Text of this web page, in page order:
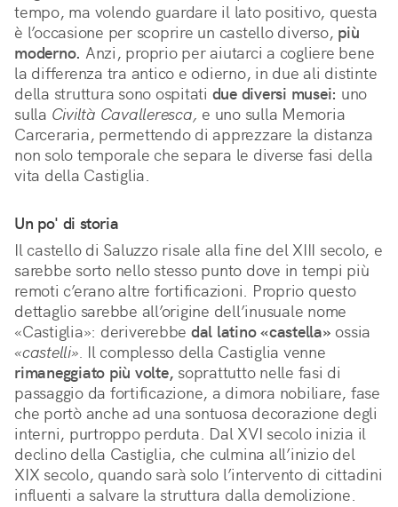
tempo, ma volendo guardare il lato positivo, questa
è l’occasione per scoprire un castello diverso, più
moderno. Anzi, proprio per aiutarci a cogliere bene
la differenza tra antico e odierno, in due ali distinte
della struttura sono ospitati due diversi musei: uno
sulla Civiltà Cavalleresca, e uno sulla Memoria
Carceraria, permettendo di apprezzare la distanza
non solo temporale che separa le diverse fasi della
vita della Castiglia.
Un po' di storia
Il castello di Saluzzo risale alla fine del XIII secolo, e
sarebbe sorto nello stesso punto dove in tempi più
remoti c’erano altre fortificazioni. Proprio questo
dettaglio sarebbe all’origine dell’inusuale nome
«Castiglia»: deriverebbe dal latino «castella» ossia
«castelli». Il complesso della Castiglia venne
rimaneggiato più volte, soprattutto nelle fasi di
passaggio da fortificazione, a dimora nobiliare, fase
che portò anche ad una sontuosa decorazione degli
interni, purtroppo perduta. Dal XVI secolo inizia il
declino della Castiglia, che culmina all’inizio del
XIX secolo, quando sarà solo l’intervento di cittadini
influenti a salvare la struttura dalla demolizione.